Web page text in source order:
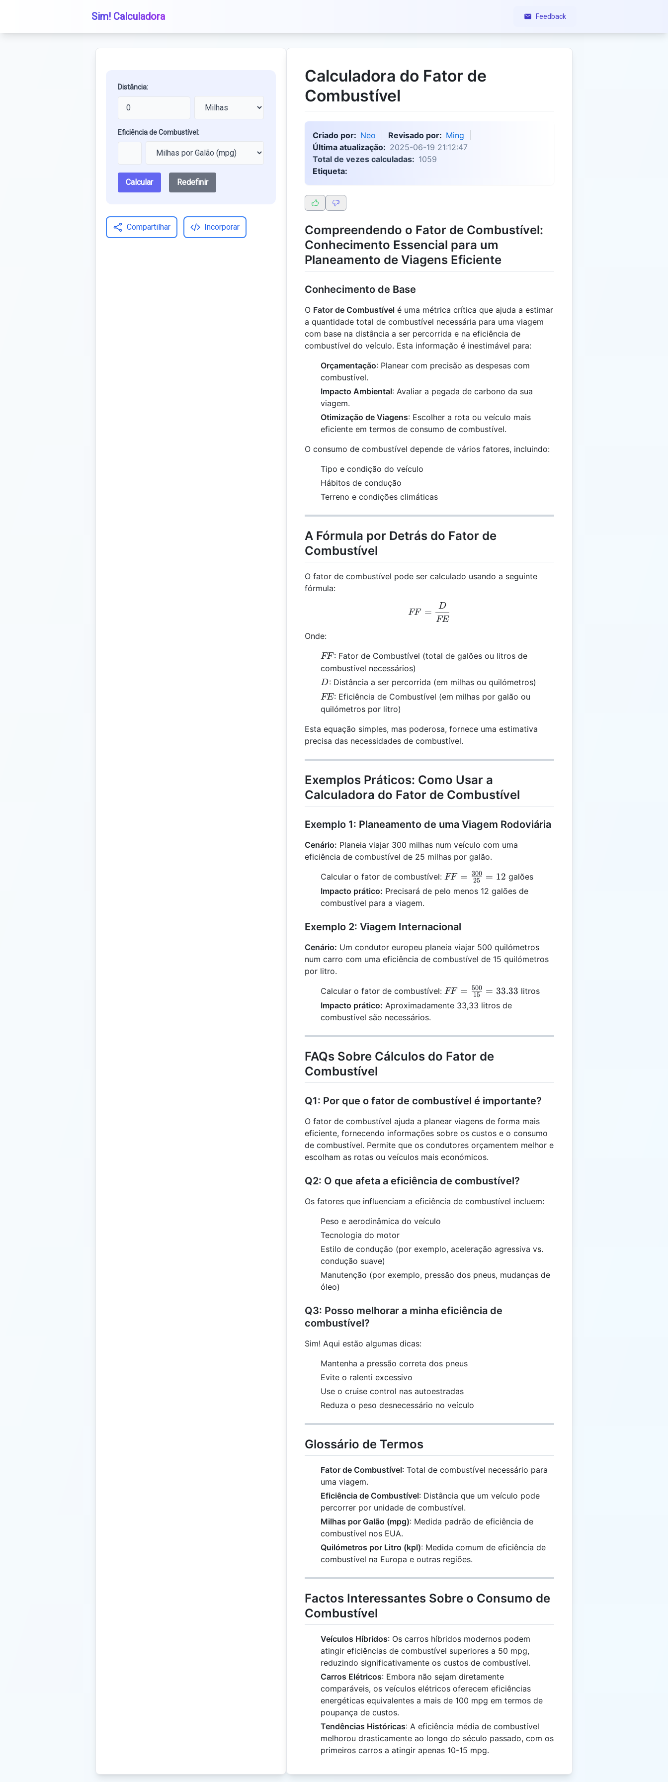
Sim! Calculadora Feedback
Distância:
Eficiência de Combustível:
Calcular Redefinir
Compartilhar Incorporar
Calculadora do Fator de
Combustível
Criado por: Neo Revisado por: Ming
Última atualização: 2025-06-19 21:12:47
Total de vezes calculadas: 1059
Etiqueta:
Compreendendo o Fator de Combustível:
Conhecimento Essencial para um
Planeamento de Viagens Eficiente
Conhecimento de Base
O Fator de Combustível é uma métrica crítica que ajuda a estimar
a quantidade total de combustível necessária para uma viagem
com base na distância a ser percorrida e na eficiência de
combustível do veículo. Esta informação é inestimável para:
Orçamentação: Planear com precisão as despesas com
combustível.
Impacto Ambiental: Avaliar a pegada de carbono da sua
viagem.
Otimização de Viagens: Escolher a rota ou veículo mais
eficiente em termos de consumo de combustível.
O consumo de combustível depende de vários fatores, incluindo:
Tipo e condição do veículo
Hábitos de condução
Terreno e condições climáticas
A Fórmula por Detrás do Fator de
Combustível
O fator de combustível pode ser calculado usando a seguinte
fórmula:
FF = \frac{D}{FE}
FF =
FE
D
Onde:
FF
FF : Fator de Combustível (total de galões ou litros de
combustível necessários)
D
D: Distância a ser percorrida (em milhas ou quilómetros)
FE
FE: Eficiência de Combustível (em milhas por galão ou
quilómetros por litro)
Esta equação simples, mas poderosa, fornece uma estimativa
precisa das necessidades de combustível.
Exemplos Práticos: Como Usar a
Calculadora do Fator de Combustível
Exemplo 1: Planeamento de uma Viagem Rodoviária
Cenário: Planeia viajar 300 milhas num veículo com uma
eficiência de combustível de 25 milhas por galão.
Calcular o fator de combustível: FF =
\frac{300}
FF = 25
300 = 12 galões
Impacto prático: Precisará de pelo menos 12 galões de
combustível para a viagem.
Exemplo 2: Viagem Internacional
Cenário: Um condutor europeu planeia viajar 500 quilómetros
num carro com uma eficiência de combustível de 15 quilómetros
por litro.
Calcular o fator de combustível: FF =
\frac{500}
{15} =
FF = 15
500 = 33.33 litros
Impacto prático: Aproximadamente 33,33 litros de
combustível são necessários.
FAQs Sobre Cálculos do Fator de
Combustível
Q1: Por que o fator de combustível é importante?
O fator de combustível ajuda a planear viagens de forma mais
eficiente, fornecendo informações sobre os custos e o consumo
de combustível. Permite que os condutores orçamentem melhor e
escolham as rotas ou veículos mais económicos.
Q2: O que afeta a eficiência de combustível?
Os fatores que influenciam a eficiência de combustível incluem:
Peso e aerodinâmica do veículo
Tecnologia do motor
Estilo de condução (por exemplo, aceleração agressiva vs.
condução suave)
Manutenção (por exemplo, pressão dos pneus, mudanças de
óleo)
Q3: Posso melhorar a minha eficiência de
combustível?
Sim! Aqui estão algumas dicas:
Mantenha a pressão correta dos pneus
Evite o ralenti excessivo
Use o cruise control nas autoestradas
Reduza o peso desnecessário no veículo
Glossário de Termos
Fator de Combustível: Total de combustível necessário para
uma viagem.
Eficiência de Combustível: Distância que um veículo pode
percorrer por unidade de combustível.
Milhas por Galão (mpg): Medida padrão de eficiência de
combustível nos EUA.
Quilómetros por Litro (kpl): Medida comum de eficiência de
combustível na Europa e outras regiões.
Factos Interessantes Sobre o Consumo de
Combustível
Veículos Híbridos: Os carros híbridos modernos podem
atingir eficiências de combustível superiores a 50 mpg,
reduzindo significativamente os custos de combustível.
Carros Elétricos: Embora não sejam diretamente
comparáveis, os veículos elétricos oferecem eficiências
energéticas equivalentes a mais de 100 mpg em termos de
poupança de custos.
Tendências Históricas: A eficiência média de combustível
melhorou drasticamente ao longo do século passado, com os
primeiros carros a atingir apenas 10-15 mpg.